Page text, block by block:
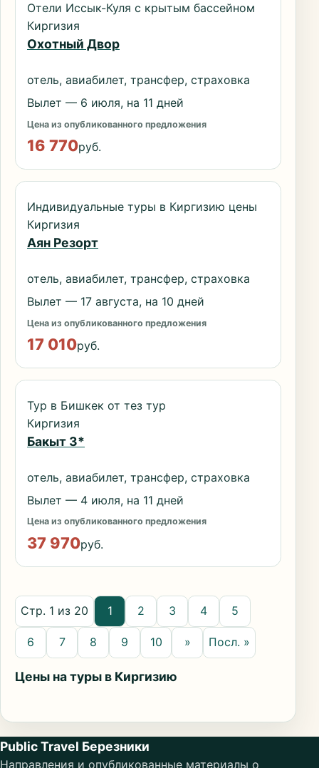
Отели Иссык-Куля с крытым бассейном
Киргизия
Охотный Двор
отель, авиабилет, трансфер, страховка
Вылет — 6 июля, на 11 дней
Цена из опубликованного предложения
16 770руб.
Индивидуальные туры в Киргизию цены
Киргизия
Аян Резорт
отель, авиабилет, трансфер, страховка
Вылет — 17 августа, на 10 дней
Цена из опубликованного предложения
17 010руб.
Тур в Бишкек от тез тур
Киргизия
Бакыт 3*
отель, авиабилет, трансфер, страховка
Вылет — 4 июля, на 11 дней
Цена из опубликованного предложения
37 970руб.
Стр. 1 из 20 1 2 3 4 5
6 7 8 9 10 » Посл. »
Цены на туры в Киргизию
Public Travel Березники
Направления и опубликованные материалы о